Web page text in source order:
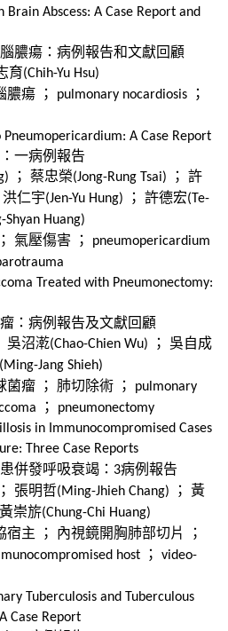
Abscess: A Case Report and
膿瘍：病例報告和文獻回顧
育(Chih-Yu Hsu)
膿瘍 ； pulmonary nocardiosis ；
A Case Report
一病例報告
； 蔡忠榮(Jong-Rung Tsai) ； 許
洪仁宇(Jen-Yu Hung) ； 許德宏(Te-
Shyan Huang)
； 氣壓傷害 ； pneumopericardium
Treated with Pneumonectomy:
：病例報告及文獻回顧
吳沼漧(Chao-Chien Wu) ； 吳自成
(Ming-Jang Shieh)
菌瘤 ； 肺切除術 ；
pulmonary
；
pneumonectomy
in Immunocompromised Cases
Three Case Reports
併發呼吸衰竭： 3病例報告
； 張明哲(Ming-Jhieh Chang) ； 黃
黃崇旂(Chung-Chi Huang)
宿主 ； 內視鏡開胸肺部切片 ；
host ；
video-
Tuberculosis and Tuberculous
Case Report